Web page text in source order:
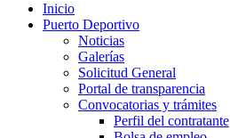
Inicio
Puerto Deportivo
Noticias
Galerías
Solicitud General
Portal de transparencia
Convocatorias y trámites
Perfil del contratante